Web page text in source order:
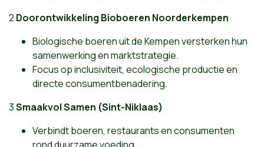
2️ Doorontwikkeling Bioboeren Noorderkempen
Biologische boeren uit de Kempen versterken hun
samenwerking en marktstrategie.
Focus op inclusiviteit, ecologische productie en
directe consumentbenadering.
3️Smaakvol Samen (Sint-Niklaas)
Verbindt boeren, restaurants en consumenten